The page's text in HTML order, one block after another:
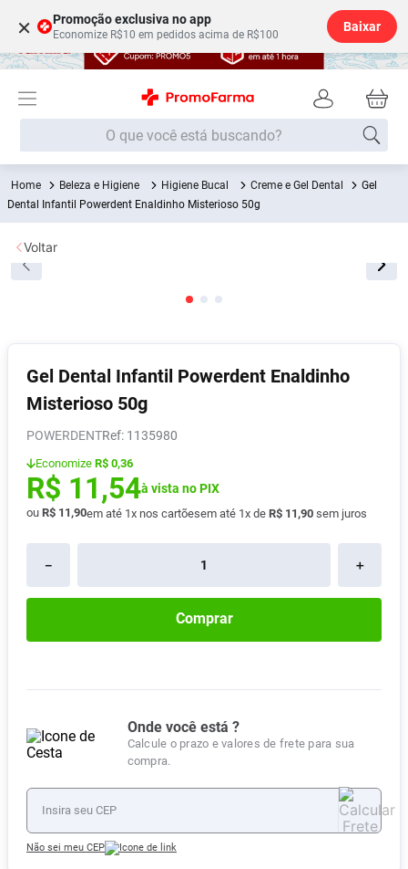
× Promoção exclusiva no app
Economize R$10 em pedidos acima de R$100
Baixar
O que você está buscando?
Beleza e Higiene Higiene Bucal Creme e Gel Dental
Gel
Dental Infantil Powerdent Enaldinho Misterioso 50g
Gel Dental Infantil Powerdent Enaldinho
Misterioso 50g
POWERDENT : 1135980
Economize R$ 0,36
R$ 11,54à vista no PIX
ou R$ 11 ,90em até 1x nos cartõesem até 1x de R$ 11 ,90 sem juros
＋
－
Comprar
Onde você está ?
Calcule o prazo e valores de frete para sua
compra.
Não sei meu CEP
Voltar
Termos mais buscados
1º Fralda
2
5º Fralda G
6º Shampoo
7º Desodorante
8º Absorvente
9º Lavitan
10 Vitamina D